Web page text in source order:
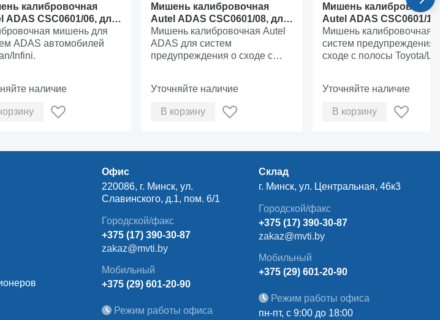
калибровочная
ADAS CSC0601/06, для
предупреждения о
с полосы Nissan/Infini
мишень для
ADAS автомобилей
Infini.
наличие
Мишень калибровочная
Autel ADAS CSC0601/08, для
систем предупреждения о
сходе с полосы Honda, тип 2
Мишень калибровочная Autel
ADAS для систем
предупреждения о сходе с
Уточняйте наличие
В корзину
Мишень калибровочная
Autel ADAS CSC0601/
систем
сходе с полосы
Toyota/Lexus
Мишень калибровочная
систем предупреждения
сходе с полосы Toyota/
Уточняйте наличие
В корзину
Офис
220086, г. Минск, ул.
Славинского, д.1, пом. 6/1
Городской/факс
+375 (17) 390-30-87
zakaz@mvti.by
Мобильный
+375 (29) 601-20-90
Режим работы офиса
Склад
г. Минск, ул. Центральная, 46к3
Городской/факс
+375 (17) 390-30-87
zakaz@mvti.by
Мобильный
+375 (29) 601-20-90
Режим работы офиса
пн-пт, с 9:00 до 18:00